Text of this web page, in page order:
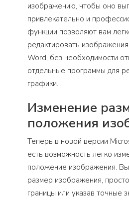
изображению, чтобы оно
привлекательно и
функции позволяют вам
редактировать
Word, без необходимости
отдельные программы для
графики.
Изменение
положения
Теперь в новой версии
есть возможность легко
положение изображения.
размер изображения,
границы или указав точные